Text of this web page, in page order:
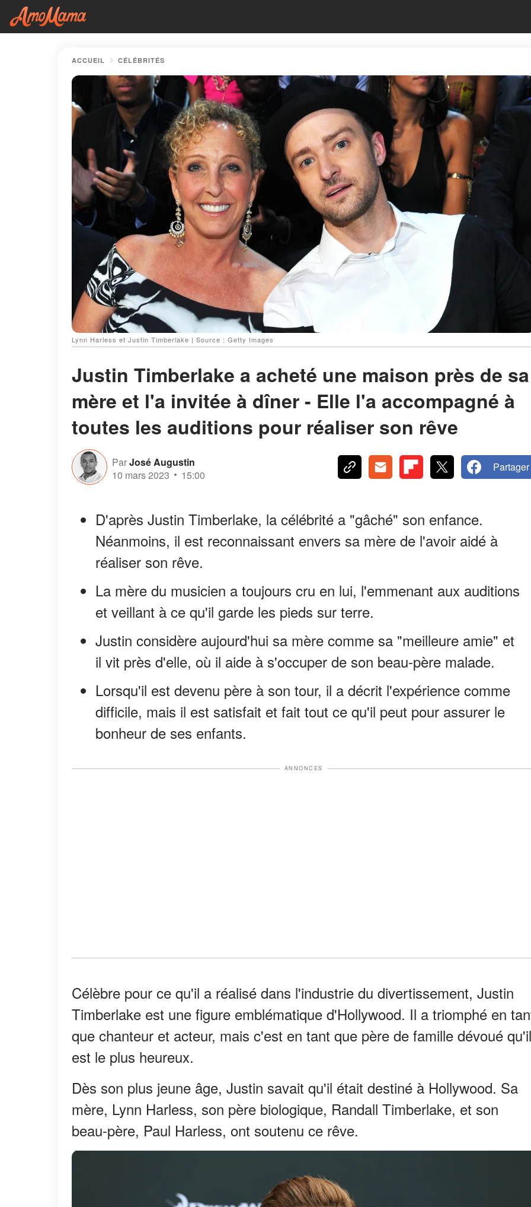
ACCUEIL CÉLÉBRITÉS
Lynn Harless et Justin Timberlake | Source : Getty Images
Justin Timberlake a acheté une maison près de sa
mère et l'a invitée à dîner - Elle l'a accompagné à
toutes les auditions pour réaliser son rêve
ParJosé Augustin
10 mars 2023
15:00
Partager
D'après Justin Timberlake, la célébrité a "gâché" son enfance.
Néanmoins, il est reconnaissant envers sa mère de l'avoir aidé à
réaliser son rêve.
La mère du musicien a toujours cru en lui, l'emmenant aux auditions
et veillant à ce qu'il garde les pieds sur terre.
Justin considère aujourd'hui sa mère comme sa "meilleure amie" et
il vit près d'elle, où il aide à s'occuper de son beau-père malade.
Lorsqu'il est devenu père à son tour, il a décrit l'expérience comme
difficile, mais il est satisfait et fait tout ce qu'il peut pour assurer le
bonheur de ses enfants.
ANNONCES
Célèbre pour ce qu'il a réalisé dans l'industrie du divertissement, Justin
Timberlake est une figure emblématique d'Hollywood. Il a triomphé en
que chanteur et acteur, mais c'est en tant que père de famille dévoué qu'il
est le plus heureux.
Dès son plus jeune âge, Justin savait qu'il était destiné à Hollywood. Sa
mère, Lynn Harless, son père biologique, Randall Timberlake, et son
beau-père, Paul Harless, ont soutenu ce rêve.